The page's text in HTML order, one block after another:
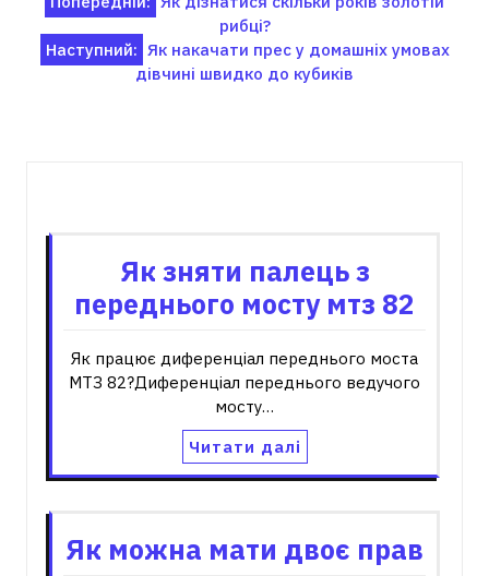
записів
рибці?
Наступний: Як накачати прес у домашніх умовах
дівчині швидко до кубиків
Як зняти палець з
переднього мосту мтз 82
Як працює диференціал переднього моста
МТЗ 82?Диференціал переднього ведучого
мосту…
Читати далі
Як можна мати двоє прав